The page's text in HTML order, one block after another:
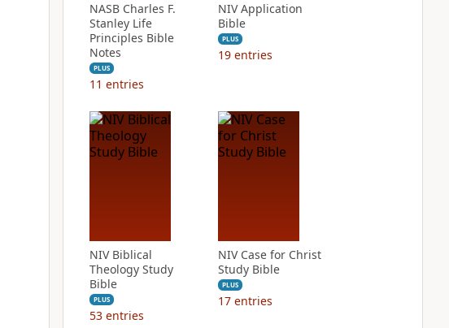
NASB Charles F.
Stanley Life
Principles Bible
Notes
PLUS
11 entries
NIV Application
Bible
PLUS
19 entries
NIV Biblical
Theology Study
Bible
PLUS
53 entries
NIV Case for Christ
Study Bible
PLUS
17 entries